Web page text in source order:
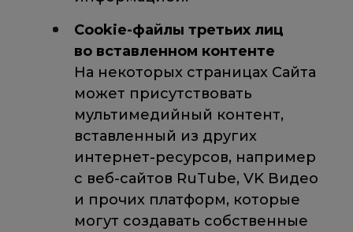
Cookie-файлы третьих лиц
во вставленном контенте
На некоторых страницах Сайта
может присутствовать
мультимедийный контент,
вставленный из других
интернет-ресурсов, например
с веб-сайтов RuTube, VK Видео
и прочих платформ, которые
могут создавать собственные